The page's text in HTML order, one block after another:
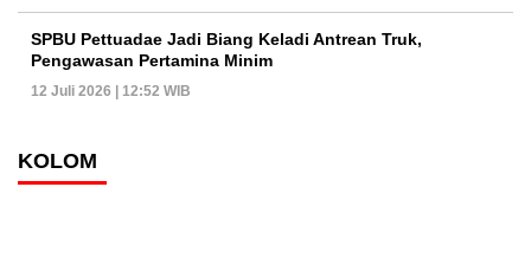
SPBU Pettuadae Jadi Biang Keladi Antrean Truk,
Pengawasan Pertamina Minim
12 Juli 2026 | 12:52 WIB
KOLOM